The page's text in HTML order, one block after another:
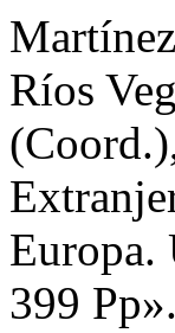
Ríos
Europa.
399 Pp».